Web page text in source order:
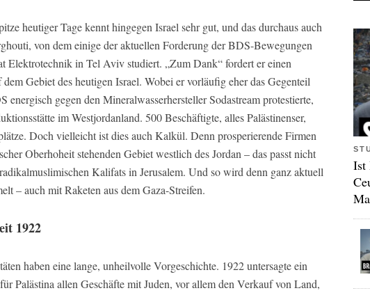
heutiger Tage kennt hingegen Israel sehr gut, und das durchaus auch
von dem einige der aktuellen Forderung der BDS-Bewegungen
Elektrotechnik in Tel Aviv studiert. „Zum Dank“ fordert er einen
dem Gebiet des heutigen Israel. Wobei er vorläufig eher das Gegenteil
energisch gegen den Mineralwasserhersteller Sodastream protestierte,
im Westjordanland. 500 Beschäftigte, alles Palästinenser,
Doch vielleicht ist dies auch Kalkül. Denn prosperierende Firmen
Oberhoheit stehenden Gebiet westlich des Jordan – das passt nicht
Kalifats in Jerusalem. Und so wird denn ganz aktuell
– auch mit Raketen aus dem Gaza-Streifen.
1922
haben eine lange, unheilvolle Vorgeschichte. 1922 untersagte ein
Palästina allen Geschäfte mit Juden, vor allem den Verkauf von Land,
Ist